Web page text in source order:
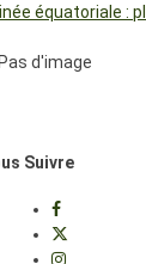
équatoriale :
Suivre